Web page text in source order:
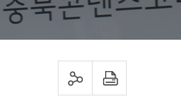
sns 공유하기 프린트하기